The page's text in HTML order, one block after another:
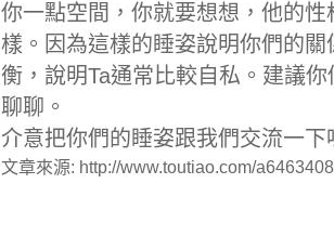
你一點空間，你就要想想，他的性
樣。因為這樣的睡姿說明你們的關
衡，說明Ta通常比較自私。建議
聊聊。
介意把你們的睡姿跟我們交流一下
文章來源: http://www.toutiao.com/